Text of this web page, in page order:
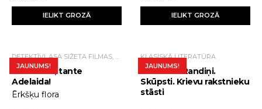
IELIKT GROZĀ IELIKT GROZĀ
JAUNUMS!
Uzmanību, tante
Adelaida!
Ērkšķu flora
JAUNUMS!
KLASISKĀ LITERATŪRA
Mīlestība. Randiņi.
Skūpsti. Krievu rakstnieku
stāsti